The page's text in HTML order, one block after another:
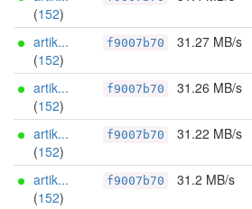
(152)
artik...
(152)
f9007b70 31.27 MB/s
artik...
(152)
f9007b70 31.26 MB/s
artik...
(152)
f9007b70 31.22 MB/s
artik...
(152)
f9007b70 31.2 MB/s